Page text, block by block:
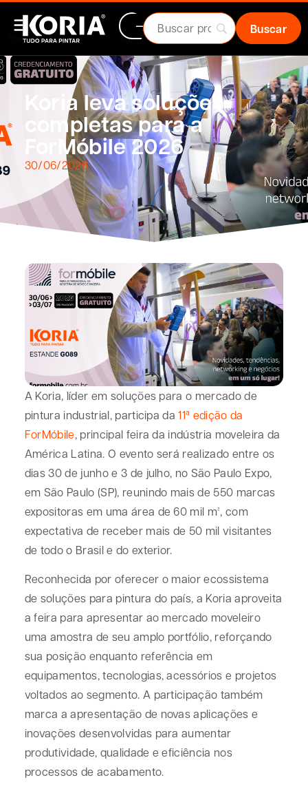
Koria leva soluções
completas para a
ForMóbile 2026
30/06/2026
A Koria, líder em soluções para o mercado de
pintura industrial, participa da 11ª edição da
ForMóbile, principal feira da indústria moveleira da
América Latina. O evento será realizado entre os
dias 30 de junho e 3 de julho, no São Paulo Expo,
em São Paulo (SP), reunindo mais de 550 marcas
expositoras em uma área de 60 mil m², com
expectativa de receber mais de 50 mil visitantes
de todo o Brasil e do exterior.
Reconhecida por oferecer o maior ecossistema
de soluções para pintura do país, a Koria aproveita
a feira para apresentar ao mercado moveleiro
uma amostra de seu amplo portfólio, reforçando
sua posição enquanto referência em
equipamentos, tecnologias, acessórios e projetos
voltados ao segmento. A participação também
marca a apresentação de novas aplicações e
inovações desenvolvidas para aumentar
produtividade, qualidade e eficiência nos
processos de acabamento.